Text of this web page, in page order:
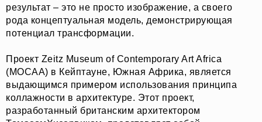
результат – это не просто изображение, а своего
рода концептуальная модель, демонстрирующая
потенциал трансформации.
Проект Zeitz Museum of Contemporary Art Africa
(MOCAA) в Кейптауне, Южная Африка, является
выдающимся примером использования принципа
коллажности в архитектуре. Этот проект,
разработанный британским архитектором